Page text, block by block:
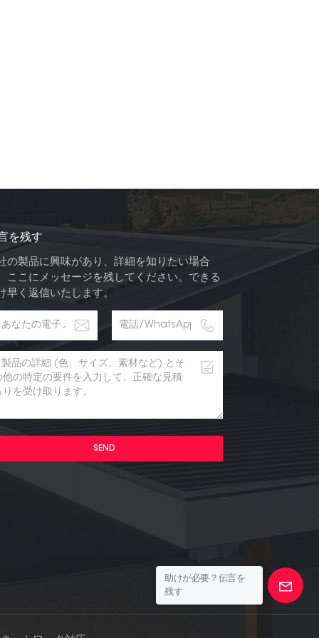
を残す
の製品に興味があり、詳細を知りたい場合
ここにメッセージを残してください。できる
早く返信いたします。
SEND
助けが必要？伝言を
残す